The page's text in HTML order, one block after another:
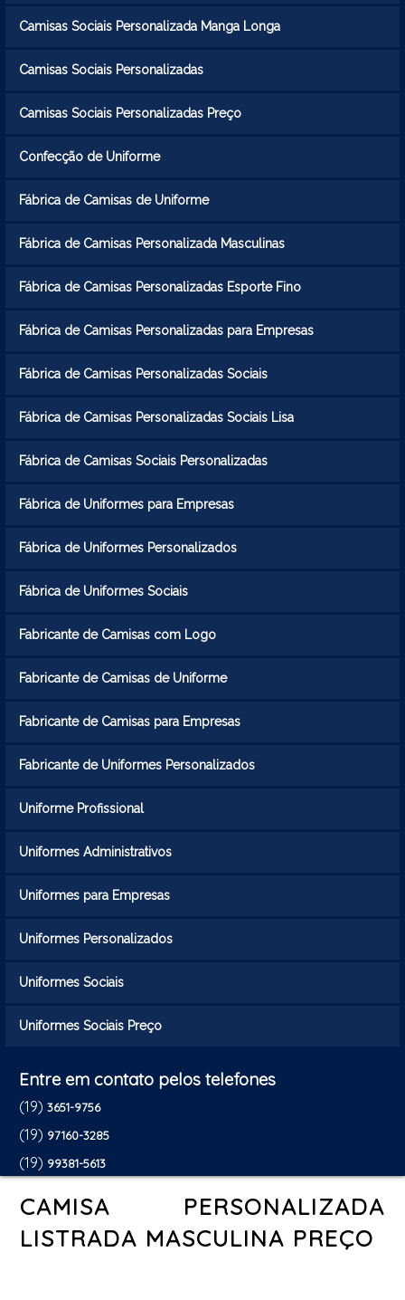
Camisas Sociais Personalizada Manga Longa
Camisas Sociais Personalizadas
Camisas Sociais Personalizadas Preço
Confecção de Uniforme
Fábrica de Camisas de Uniforme
Fábrica de Camisas Personalizada Masculinas
Fábrica de Camisas Personalizadas Esporte Fino
Fábrica de Camisas Personalizadas para Empresas
Fábrica de Camisas Personalizadas Sociais
Fábrica de Camisas Personalizadas Sociais Lisa
Fábrica de Camisas Sociais Personalizadas
Fábrica de Uniformes para Empresas
Fábrica de Uniformes Personalizados
Fábrica de Uniformes Sociais
Fabricante de Camisas com Logo
Fabricante de Camisas de Uniforme
Fabricante de Camisas para Empresas
Fabricante de Uniformes Personalizados
Uniforme Profissional
Uniformes Administrativos
Uniformes para Empresas
Uniformes Personalizados
Uniformes Sociais
Uniformes Sociais Preço
Entre em contato pelos telefones
(19) 3651-9756
(19) 97160-3285
(19) 99381-5613
CAMISA PERSONALIZADA
LISTRADA MASCULINA PREÇO